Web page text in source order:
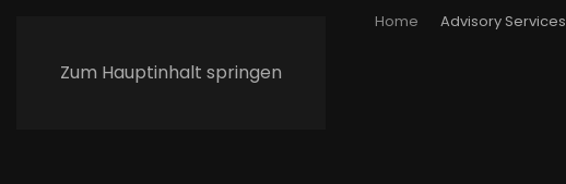
Zum Hauptinhalt springen
Home Advisory Services